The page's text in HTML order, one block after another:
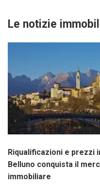
Le notizie
Riqualificazioni e prezzi
Belluno conquista il
immobiliare